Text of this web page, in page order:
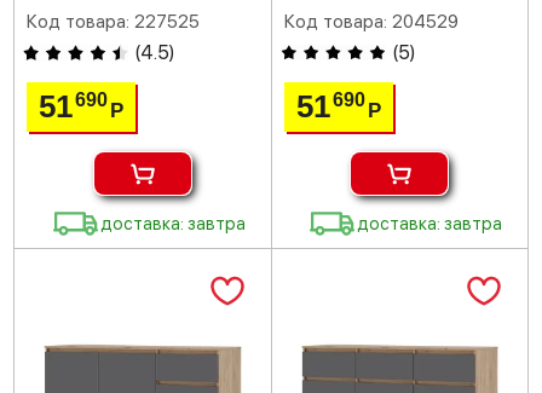
Код товара: 227525
(4.5)
51690Р
доставка: завтра
Код товара: 204529
(5)
51690 Р
доставка: завтра